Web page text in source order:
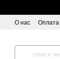
О нас Оплата